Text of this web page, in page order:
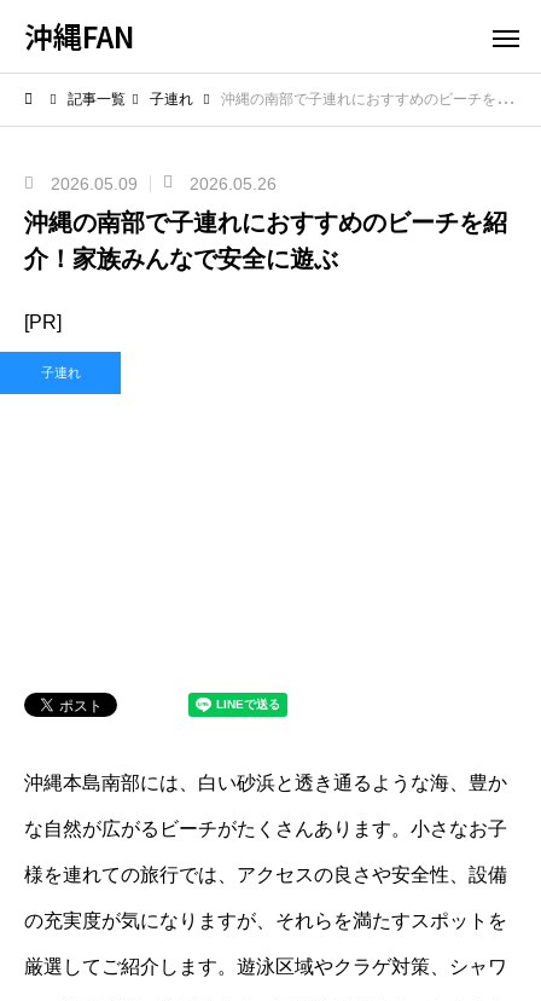
沖縄FAN
記事一覧 子連れ 沖縄の南部で子連れにおすすめのビーチを紹介！家族みんなで安全に遊ぶ
2026.05.09 2026.05.26
沖縄の南部で子連れにおすすめのビーチを紹
介！家族みんなで安全に遊ぶ
[PR]
子連れ
沖縄本島南部には、白い砂浜と透き通るような海、豊か
な自然が広がるビーチがたくさんあります。小さなお子
様を連れての旅行では、アクセスの良さや安全性、設備
の充実度が気になりますが、それらを満たすスポットを
厳選してご紹介します。遊泳区域やクラゲ対策、シャワ